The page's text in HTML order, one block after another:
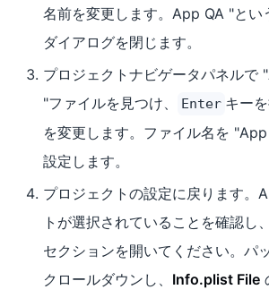
名前を変更します。App QA "とい
ダイアログを閉じます。
プロジェクトナビゲータパネル
"ファイルを見つけ、
Enter キー
を変更します。ファイル名を
設定します。
プロジェクトの設定に戻ります。
トが選択されていることを確認し
セクションを開いてください。パ
クロールダウンし、 Info.plist File